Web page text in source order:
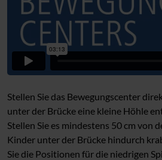
Stellen Sie das Bewegungscenter
unter der Brücke eine kleine Höhle
Stellen Sie es mindestens 50 cm von
Kinder unter der Brücke hindurch
Sie die Positionen für die niedrigen